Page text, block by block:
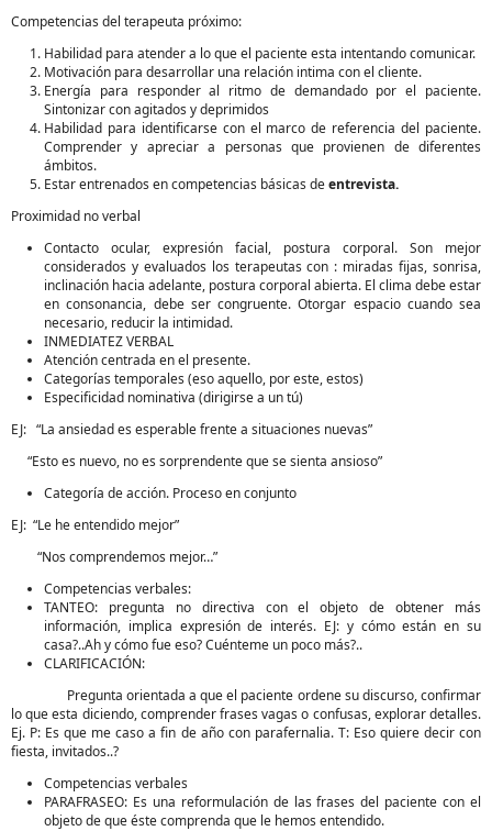
Competencias del terapeuta próximo:
Habilidad para atender a lo que el paciente esta intentando comunicar.
Motivación para desarrollar una relación intima con el cliente.
Energía para responder al ritmo de demandado por el paciente.
Sintonizar con agitados y deprimidos
Habilidad para identificarse con el marco de referencia del paciente.
Comprender y apreciar a personas que provienen de diferentes
ámbitos.
Estar entrenados en competencias básicas deentrevista.
Proximidad no verbal
Contacto ocular, expresión facial, postura corporal. Son mejor
considerados y evaluados los terapeutas con : miradas fijas, sonrisa,
inclinación hacia adelante, postura corporal abierta. El clima debe estar
en consonancia, debe ser congruente. Otorgar espacio cuando sea
necesario, reducir la intimidad.
INMEDIATEZ VERBAL
Atención centrada en el presente.
Categorías temporales (eso aquello, por este, estos)
Especificidad nominativa (dirigirse a un tú)
EJ: “La ansiedad es esperable frente a situaciones nuevas”
“Esto es nuevo, no es sorprendente que se sienta ansioso”
Categoría de acción. Proceso en conjunto
EJ: “Le he entendido mejor”
“Nos comprendemos mejor…”
Competencias verbales:
TANTEO: pregunta no directiva con el objeto de obtener más
información, implica expresión de interés. EJ: y cómo están en su
casa?..Ah y cómo fue eso? Cuénteme un poco más?..
CLARIFICACIÓN:
Pregunta orientada a que el paciente ordene su discurso, confirmar
lo que esta diciendo, comprender frases vagas o confusas, explorar detalles.
Ej. P: Es que me caso a fin de año con parafernalia. T: Eso quiere decir con
fiesta, invitados..?
Competencias verbales
PARAFRASEO: Es una reformulación de las frases del paciente con el
objeto de que éste comprenda que le hemos entendido.